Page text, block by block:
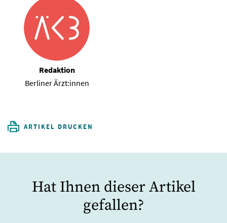
Redaktion
Berliner Ärzt:innen
ARTIKEL DRUCKEN
Hat Ihnen dieser Artikel
gefallen?